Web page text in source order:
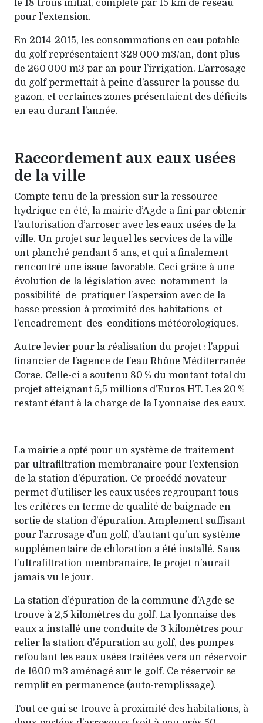
le 18 trous initial, complété par 15 km de réseau
pour l’extension.
En 2014-2015, les consommations en eau potable
du golf représentaient 329 000 m3/an, dont plus
de 260 000 m3 par an pour l’irrigation. L’arrosage
du golf permettait à peine d’assurer la pousse du
gazon, et certaines zones présentaient des déficits
en eau durant l’année.
Raccordement aux eaux usées
de la ville
Compte tenu de la pression sur la ressource
hydrique en été, la mairie d’Agde a fini par obtenir
l’autorisation d’arroser avec les eaux usées de la
ville. Un projet sur lequel les services de la ville
ont planché pendant 5 ans, et qui a finalement
rencontré une issue favorable. Ceci grâce à une
évolution de la législation avec notamment la
possibilité de pratiquer l’aspersion avec de la
basse pression à proximité des habitations et
l’encadrement des conditions météorologiques.
Autre levier pour la réalisation du projet : l’appui
financier de l’agence de l’eau Rhône Méditerranée
Corse. Celle-ci a soutenu 80 % du montant total du
projet atteignant 5,5 millions d’Euros HT. Les 20 %
restant étant à la charge de la Lyonnaise des eaux.
La mairie a opté pour un système de traitement
par ultrafiltration membranaire pour l’extension
de la station d’épuration. Ce procédé novateur
permet d’utiliser les eaux usées regroupant tous
les critères en terme de qualité de baignade en
sortie de station d’épuration. Amplement suffisant
pour l’arrosage d’un golf, d’autant qu’un système
supplémentaire de chloration a été installé. Sans
l’ultra­filtration membranaire, le projet n’aurait
jamais vu le jour.
La station d’épuration de la commune d’Agde se
trouve à 2,5 kilomètres du golf. La lyonnaise des
eaux a installé une conduite de 3 kilomètres pour
relier la station d’épuration au golf, des pompes
refoulant les eaux usées traitées vers un réservoir
de 1600 m3 aménagé sur le golf. Ce réservoir se
remplit en permanence (auto-remplissage).
Tout ce qui se trouve à proximité des habitations, à